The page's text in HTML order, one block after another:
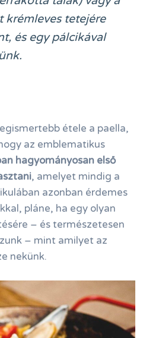
krémleves tetejére
és egy pálcikával
étele a paella,
az emblematikus
hagyományosan első
, amelyet mindig a
azonban érdemes
pláne, ha egy olyan
– és természetesen
– mint amilyet az
nekünk.